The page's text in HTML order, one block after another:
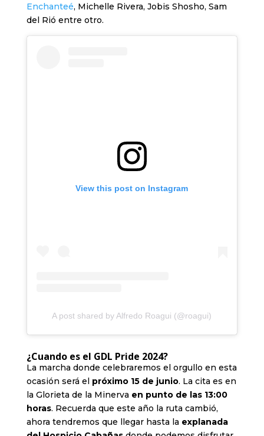
Enchanteé, Michelle Rivera, Jobis Shosho, Sam
del Rió entre otro.
View this post on Instagram
A post shared by Alfredo Roagui (@roagui)
¿Cuando es el GDL Pride 2024?
La marcha donde celebraremos el orgullo en esta
ocasión será elpróximo 15 de junio. La cita es en
la Glorieta de la Minerva en punto de las 13:00
horas. Recuerda que este año la ruta cambió,
ahora tendremos que llegar hasta la explanada